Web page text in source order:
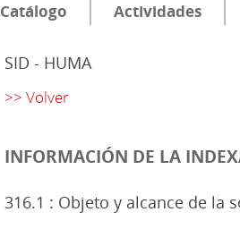
Catálogo Actividades
SID - HUMA
>> Volver
INFORMACIÓN DE LA
316.1 : Objeto y alcance de la